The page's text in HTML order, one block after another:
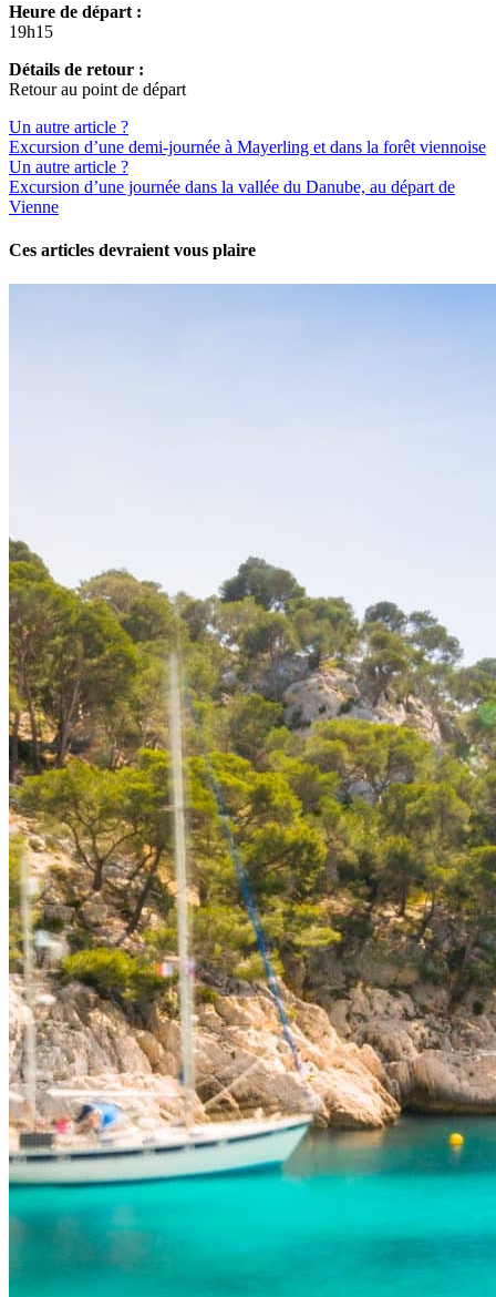
Heure de départ :
19h15
Détails de retour :
Retour au point de départ
Un autre article ?
Excursion d’une demi-journée à Mayerling et dans la forêt viennoise
Un autre article ?
Excursion d’une journée dans la vallée du Danube, au départ de
Vienne
Ces articles devraient vous plaire